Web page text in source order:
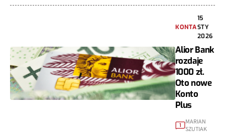
KONTA
15
STY
2026
Alior Bank
rozdaje
1000 zł.
Oto nowe
Konto
Plus
1
MARIAN
SZUTIAK